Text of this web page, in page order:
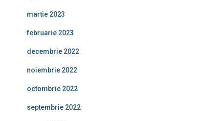
martie 2023
februarie 2023
decembrie 2022
noiembrie 2022
octombrie 2022
septembrie 2022